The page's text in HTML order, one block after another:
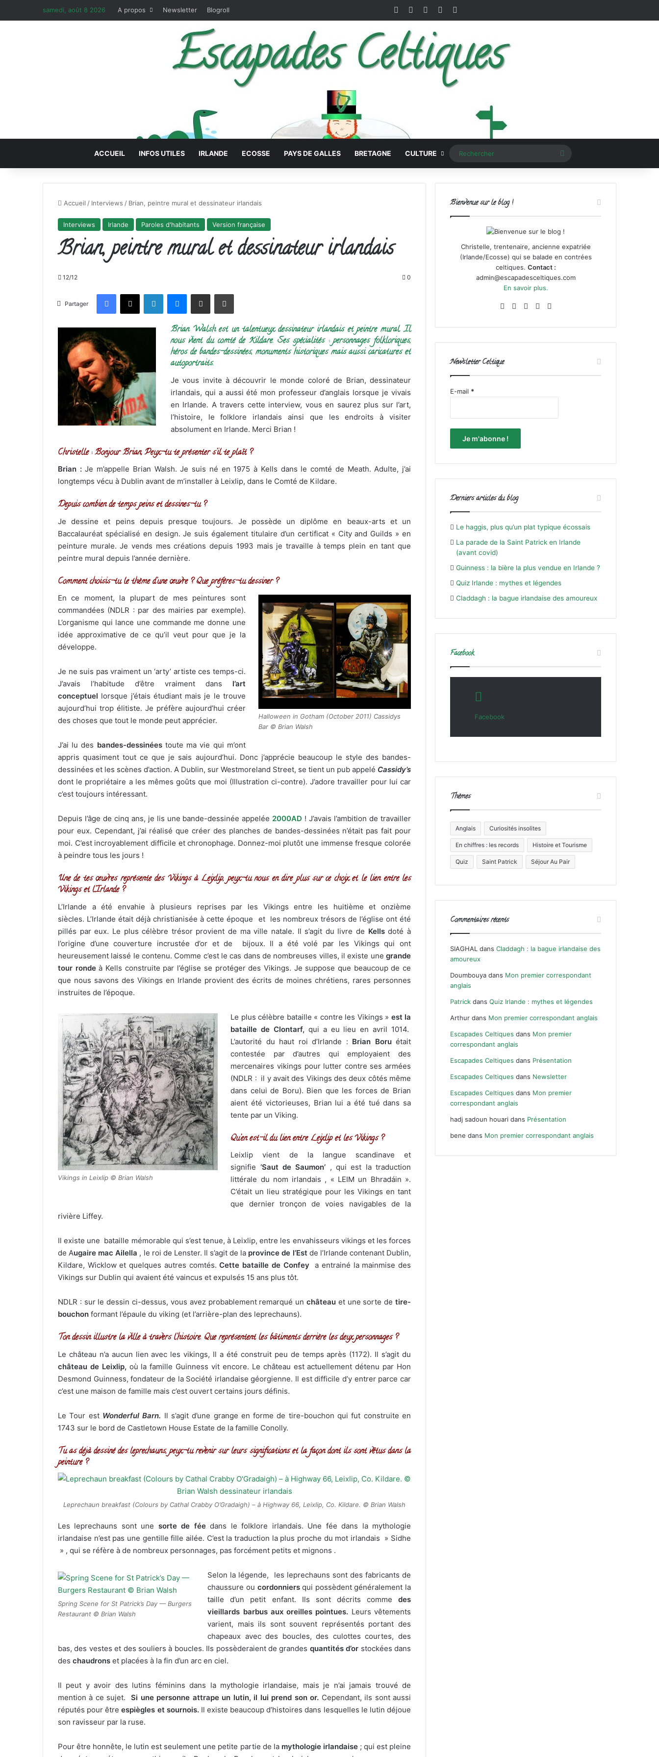
samedi, août 8 2026 A propos Newsletter Blogroll Facebook PinterestInstagram
ACCUEIL INFOS UTILES IRLANDE ECOSSE PAYS DE GALLES BRETAGNE CULTURE Rechercher
Accueil / Interviews / Brian, peintre mural et dessinateur irlandais
Interviews Irlande Paroles d'habitants Version française
Brian, peintre mural et dessinateur irlandais
12/12 0
Partager
Facebook
X LinkedinMessenger
Partager par email Imprimer
Brian Walsh est un talentueux dessinateur irlandais et peintre mural. Il
nous vient du comté de Kildare. Ses spécialités : personnages folkloriques,
héros de bandes-dessinées, monuments historiques mais aussi caricatures et
autoportraits.
Je vous invite à découvrir le monde coloré de Brian, dessinateur
irlandais, qui a aussi été mon professeur d’anglais lorsque je vivais
en Irlande. A travers cette interview, vous en saurez plus sur l’art,
l’histoire, le folklore irlandais ainsi que les endroits à visiter
absolument en Irlande. Merci Brian !
Christelle : Bonjour Brian, Peux-tu te présenter s’il te plaît ?
Brian :Je m’appelle Brian Walsh. Je suis né en 1975 à Kells dans le comté de Meath. Adulte, j’ai
longtemps vécu à Dublin avant de m’installer à Leixlip, dans le Comté de Kildare.
Depuis combien de temps peins et dessines-tu ?
Je dessine et peins depuis presque toujours. Je possède un diplôme en beaux-arts et un
Baccalauréat spécialisé en design. Je suis également titulaire d’un certificat « City and Guilds » en
peinture murale. Je vends mes créations depuis 1993 mais je travaille à temps plein en tant que
peintre mural depuis l’année dernière.
Comment choisis-tu le thème d’une œuvre ? Que préfères-tu dessiner ?
Halloween in Gotham (October 2011) Cassidys
Bar © Brian Walsh
En ce moment, la plupart de mes peintures sont
commandées (NDLR : par des mairies par exemple).
L’organisme qui lance une commande me donne une
idée approximative de ce qu’il veut pour que je la
développe.
Je ne suis pas vraiment un ‘arty’ artiste ces temps-ci.
J’avais l’habitude d’être vraiment dans l’art
conceptuel lorsque j’étais étudiant mais je le trouve
aujourd’hui trop élitiste. Je préfère aujourd’hui créer
des choses que tout le monde peut apprécier.
J’ai lu des bandes-dessinéestoute ma vie qui m’ont
appris quasiment tout ce que je sais aujourd’hui. Donc j’apprécie beaucoup le style des bandes-
dessinées et les scènes d’action. A Dublin, sur Westmoreland Street, se tient un pub appelé Cassidy’s
dont le propriétaire a les mêmes goûts que moi (Illustration ci-contre). J’adore travailler pour lui car
c’est toujours intéressant.
Depuis l’âge de cinq ans, je lis une bande-dessinée appelée 2000AD ! J’avais l’ambition de travailler
pour eux. Cependant, j’ai réalisé que créer des planches de bandes-dessinées n’était pas fait pour
moi. C’est incroyablement difficile et chronophage. Donnez-moi plutôt une immense fresque colorée
à peindre tous les jours !
Une de tes œuvres représente des Vikings à Leixlip, peux-tu nous en dire plus sur ce choix et le lien entre les
Vikings et l’Irlande ?
L’Irlande a été envahie à plusieurs reprises par les Vikings entre les huitième et onzième
siècles. L’Irlande était déjà christianisée à cette époque et les nombreux trésors de l’église ont été
pillés par eux. Le plus célèbre trésor provient de ma ville natale. Il s’agit du livre de Kellsdoté à
l’origine d’une couverture incrustée d’or et de bijoux. Il a été volé par les Vikings qui ont
heureusement laissé le contenu. Comme c’est le cas dans de nombreuses villes, il existe une grande
tour rondeà Kells construite par l’église se protéger des Vikings. Je suppose que beaucoup de ce
que nous savons des Vikings en ​​Irlande provient des écrits de moines chrétiens, rares personnes
instruites de l’époque.
Vikings in Leixlip © Brian Walsh
Le plus célèbre bataille « contre les Vikings » est la
bataille de Clontarf, qui a eu lieu en avril 1014.
L’autorité du haut roi d’Irlande : Brian Boruétait
contestée par d’autres qui employaient des
mercenaires vikings pour lutter contre ses armées
(NDLR : il y avait des Vikings des deux côtés même
dans celui de Boru). Bien que les forces de Brian
aient été victorieuses, Brian lui a été tué dans sa
tente par un Viking.
Qu’en est-il du lien entre Leixlip et les Vikings ?
Leixlip vient de la langue scandinave et
signifie ‘Saut de Saumon’ , qui est la traduction
littérale du nom irlandais , « LEIM un Bhradáin ».
C’était un lieu stratégique pour les Vikings en tant
que dernier tronçon de voies navigables de la
rivière Liffey.
Il existe une bataille mémorable qui s’est tenue, à Leixlip, entre les envahisseurs vikings et les forces
de Augaire mac Ailella , le roi de Lenster. Il s’agit de la province de l’Estde l’Irlande contenant Dublin,
Kildare, Wicklow et quelques autres comtés.Cette bataille de Confey a entrainé la mainmise des
Vikings sur Dublin qui avaient été vaincus et expulsés 15 ans plus tôt.
NDLR : sur le dessin ci-dessus, vous avez probablement remarqué un châteauet une sorte de tire-
bouchon formant l’épaule du viking (et l’arrière-plan des leprechauns).
Ton dessin illustre la ville à travers l’histoire. Que représentent les bâtiments derrière les deux personnages ?
Le château n’a aucun lien avec les vikings, Il a été construit peu de temps après (1172). Il s’agit du
château de Leixlip, où la famille Guinness vit encore. Le château est actuellement détenu par Hon
Desmond Guinness, fondateur de la Société irlandaise géorgienne. Il est difficile d’y entrer parce car
c’est une maison de famille mais c’est ouvert certains jours définis.
Le Tour est Wonderful Barn. Il s’agit d’une grange en forme de tire-bouchon qui fut construite en
1743 sur le bord de Castletown House Estate de la famille Conolly.
Tu as déjà dessiné des leprechauns, peux-tu revenir sur leurs significations et la façon dont ils sont vêtus dans la
peinture ?
Leprechaun breakfast (Colours by Cathal Crabby O’Gradaigh) – à Highway 66, Leixlip, Co. Kildare. © Brian Walsh
Les leprechauns sont une sorte de féedans le folklore irlandais. Une fée dans la mythologie
irlandaise n’est pas une gentille fille ailée. C’est la traduction la plus proche du mot irlandais » Sidhe
» , qui se réfère à de nombreux personnages, pas forcément petits et mignons .
Spring Scene for St Patrick’s Day — Burgers
Restaurant © Brian Walsh
Selon la légende, les leprechauns sont des fabricants de
chaussure ou cordonniersqui possèdent généralement la
taille d’un petit enfant. Ils sont décrits comme des
vieillards barbus aux oreilles pointues. Leurs vêtements
varient, mais ils sont souvent représentés portant des
chapeaux avec des boucles, des culottes courtes, des
bas, des vestes et des souliers à boucles. Ils possèderaient de grandes quantités d’or stockées dans
des chaudrons et placées à la fin d’un arc en ciel.
Il peut y avoir des lutins féminins dans la mythologie irlandaise, mais je n’ai jamais trouvé de
mention à ce sujet.Si une personne attrape un lutin, il lui prend son or. Cependant, ils sont aussi
réputés pour êtreespiègles et sournois.Il existe beaucoup d’histoires dans lesquelles le lutin déjoue
son ravisseur par la ruse.
Pour être honnête, le lutin est seulement une petite partie de la mythologie irlandaise; qui est pleine
Bienvenue sur le blog !
Christelle, trentenaire, ancienne expatriée
(Irlande/Ecosse) qui se balade en contrées
celtiques. Contact :
admin@escapadesceltiques.com
En savoir plus.
Facebook
X PinterestInstagram
Newsletter Celtique
E-mail *
Derniers articles du blog
Le haggis, plus qu’un plat typique écossais
La parade de la Saint Patrick en Irlande
(avant covid)
Guinness : la bière la plus vendue en Irlande ?
Quiz Irlande : mythes et légendes
Claddagh : la bague irlandaise des amoureux
Facebook
Facebook
Thèmes
Anglais Curiosités insolites
En chiffres : les records Histoire et Tourisme
Quiz Saint Patrick Séjour Au Pair
Commentaires récents
SIAGHAL dansCladdagh : la bague irlandaise des
amoureux
Doumbouya dans Mon premier correspondant
anglais
Patrick dansQuiz Irlande : mythes et légendes
Arthur dans Mon premier correspondant anglais
Escapades Celtiques dans Mon premier
correspondant anglais
Escapades Celtiques dans Présentation
Escapades Celtiques dans Newsletter
Escapades Celtiques dans Mon premier
correspondant anglais
hadj sadoun houari dans Présentation
bene dans Mon premier correspondant anglais